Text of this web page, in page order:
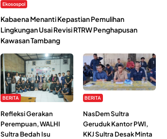
Ekosospol
Kabaena Menanti Kepastian Pemulihan
Lingkungan Usai Revisi RTRW Penghapusan
Kawasan Tambang
BERITA
Refleksi Gerakan
Perempuan, WALHI
Sultra Bedah Isu
BERITA
NasDem Sultra
Geruduk Kantor PWI,
KKJ Sultra Desak Minta